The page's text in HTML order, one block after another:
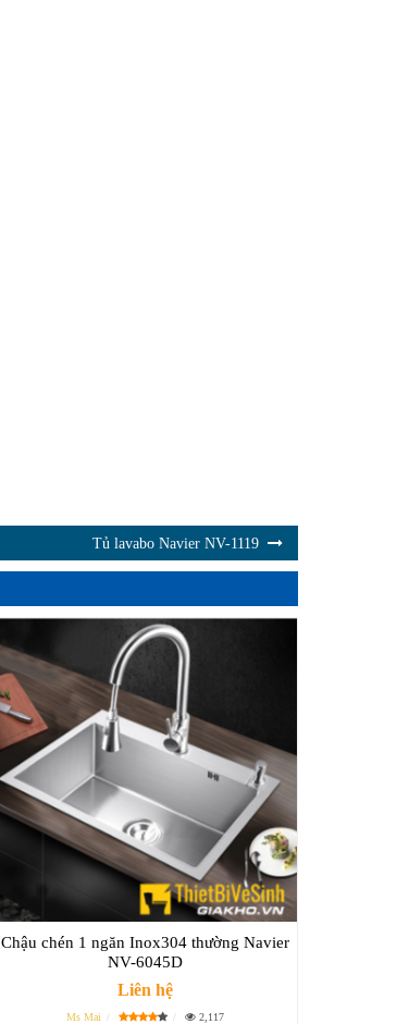
Tủ lavabo Navier NV-1119
Chậu chén 1 ngăn Inox304 thường Navier
NV-6045D
Liên hệ
Ms Mai 2,117